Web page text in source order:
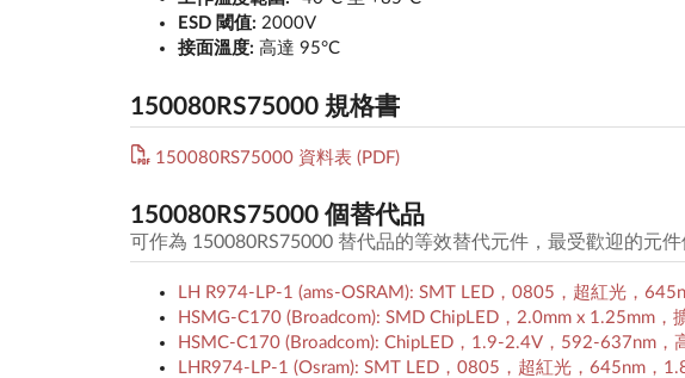
ESD 閾值: 2000V
接面溫度: 高達 95°C
150080RS75000 規格書
150080RS75000 資料表 (PDF)
150080RS75000 個替代品
可作為 150080RS75000 替代品的等效替代元件，最受歡迎的元件
LH R974-LP-1 (ams-OSRAM): SMT LED，0805，超紅光，
HSMG-C170 (Broadcom): SMD ChipLED，2.0mm x 1.25mm，
HSMC-C170 (Broadcom): ChipLED，1.9-2.4V，592-637nm，
LHR974-LP-1 (Osram): SMT LED，0805，超紅光，645nm，